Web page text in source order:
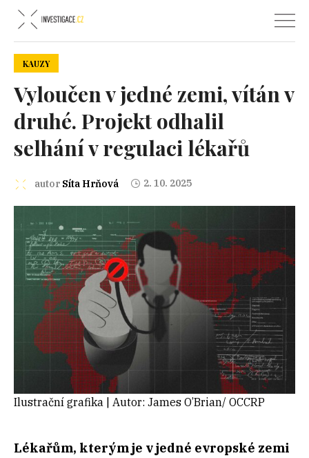
KAUZY
Vyloučen v jedné zemi, vítán v
druhé. Projekt odhalil
selhání v regulaci lékařů
autor Síta Hrňová 2. 10. 2025
Ilustrační grafika | Autor: James O’Brian/ OCCRP
Lékařům, kterým je v jedné evropské zemi